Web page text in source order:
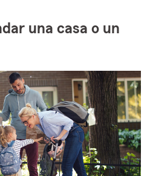
una casa o un